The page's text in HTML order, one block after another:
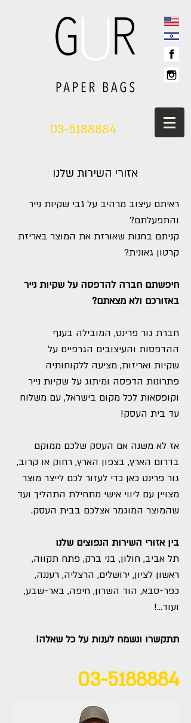
03-5188884
אזורי השירות שלנו
ראיתם עיצוב מרהיב על גבי שקיות נייר
והתפעלתם?
קניתם בחנות שאורזת את המוצר באריזת
קרטון גאונית?
חיפשתם חברה להדפסה על שקיות נייר
באזורכם ולא מצאתם?
חברת גור פרינט, המובילה בענף
ההדפסות והעיצובים הגרפיים על
שקיות ואריזות, מציעה ללקוחותיה
פתרונות הדפסה ומיתוג על שקיות נייר
וקופסאות לכל מקום בישראל, עם משלוח
עד בית העסק!
אז לא משנה אם העסק שלכם ממוקם
בדרום הארץ, בצפון הארץ, רחוק או קרוב,
גור פרינט כאן כדי לעזור לכם לייצר מוצר
מצויין עם ליווי אישי מתחילת התהליך ועד
שהמוצר המוגמר אצלכם בבית העסק.
בין אזורי השירות הנפוצים שלנו
תל אביב, חולון, בני ברק, פתח תקווה,
ראשון לציון, ירושלים, הרצליה, רעננה,
כפר-סבא, הוד השרון, חיפה, באר-שבע,
ועוד…!
תתקשרו ונשמח לענות על כל שאלה!
03-5188884